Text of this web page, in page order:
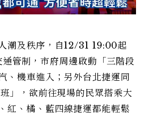
潮及秩序，自12/31 19:00起
管制，市府周邊啟動「三階段
、機車進入；另外台北捷運同
」，欲前往現場的民眾搭乘大
紅、橘、藍四線捷運都能輕鬆